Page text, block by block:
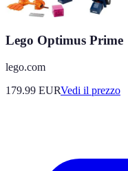
Lego Optimus Prime
lego.com
179.99 EURVedi il prezzo